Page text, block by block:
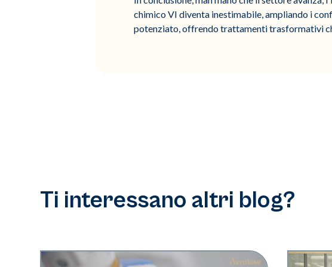
chimico VI diventa inestimabile, ampliando i
potenziato, offrendo trattamenti trasformativi
Ti interessano altri blog?